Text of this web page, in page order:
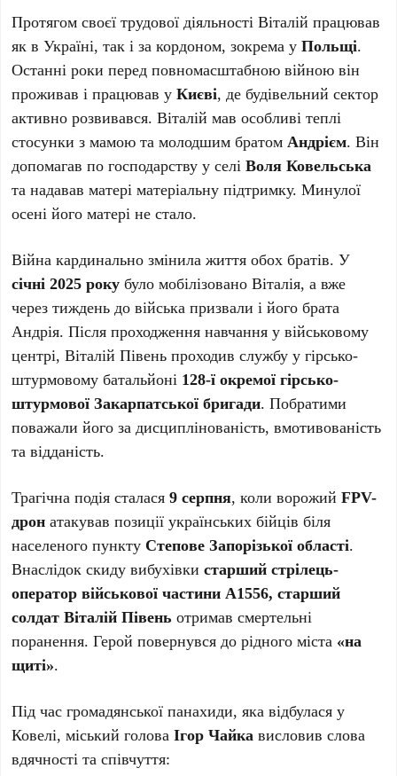
Протягом своєї трудової діяльності Віталій працював
як в Україні, так і за кордоном, зокрема уПольщі.
Останні роки перед повномасштабною війною він
проживав і працював уКиєві, де будівельний сектор
активно розвивався. Віталій мав особливі теплі
стосунки з мамою та молодшим братомАндрієм. Він
допомагав по господарству у селіВоля Ковельська
та надавав матері матеріальну підтримку. Минулої
осені його матері не стало.
Війна кардинально змінила життя обох братів. У
січні 2025 року було мобілізовано Віталія, а вже
через тиждень до війська призвали і його брата
Андрія. Після проходження навчання у військовому
центрі, Віталій Півень проходив службу у гірсько-
штурмовому батальйоні 128-ї окремої гірсько-
штурмової Закарпатської бригади. Побратими
поважали його за дисциплінованість, вмотивованість
та відданість.
Трагічна подія сталася9 серпня, коли ворожийFPV-
дрон атакував позиції українських бійців біля
населеного пункту Степове Запорізької області.
Внаслідок скиду вибухівкистарший стрілець-
оператор військової частини А1556, старший
солдат Віталій Півень отримав смертельні
поранення. Герой повернувся до рідного міста «на
щиті».
Під час громадянської панахиди, яка відбулася у
Ковелі, міський головаІгор Чайка висловив слова
вдячності та співчуття: